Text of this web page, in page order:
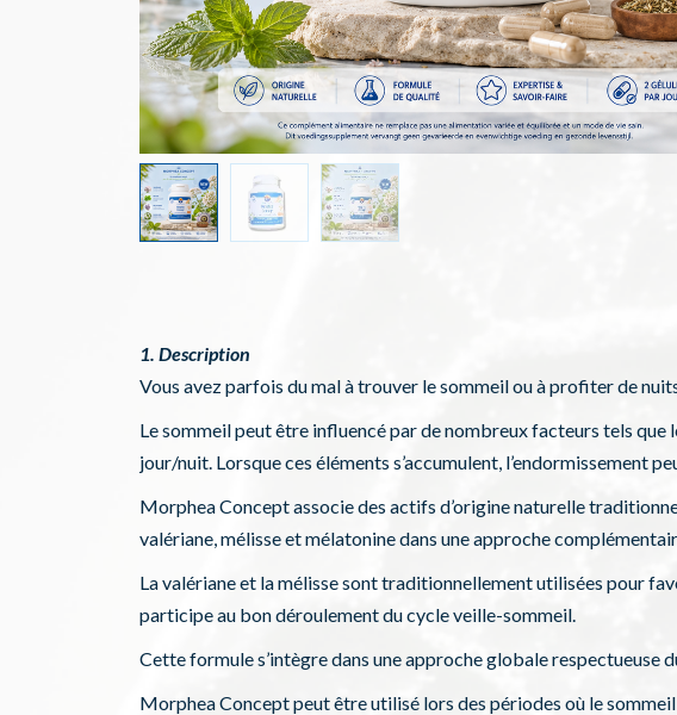
1. Description
Vous avez parfois du mal à trouver le sommeil ou à profiter de
Le sommeil peut être influencé par de nombreux facteurs tels
jour/nuit. Lorsque ces éléments s’accumulent, l’endormissement
Morphea Concept associe des actifs d’origine naturelle
valériane, mélisse et mélatonine dans une approche
La valériane et la mélisse sont traditionnellement utilisées pour
participe au bon déroulement du cycle veille-sommeil.
Cette formule s’intègre dans une approche globale respectueuse
Morphea Concept peut être utilisé lors des périodes où le